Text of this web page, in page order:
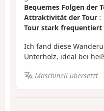
Bequemes Folgen der
Attraktivität der Tour :
Tour stark frequentiert
Ich fand diese
Unterholz, ideal bei
Maschinell übersetzt